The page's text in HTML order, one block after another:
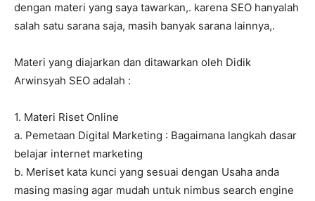
dengan materi yang saya tawarkan,. karena SEO hanyalah
salah satu sarana saja, masih banyak sarana lainnya,.
Materi yang diajarkan dan ditawarkan oleh Didik
Arwinsyah SEO adalah :
1. Materi Riset Online
a. Pemetaan Digital Marketing : Bagaimana langkah dasar
belajar internet marketing
b. Meriset kata kunci yang sesuai dengan Usaha anda
masing masing agar mudah untuk nimbus search engine